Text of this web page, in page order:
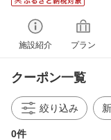
施設紹介 プラン
クーポン一覧
絞り込み
0件